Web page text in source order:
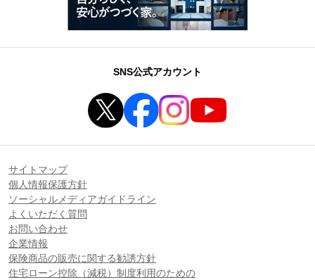
SNS公式アカウント
サイトマップ
個人情報保護方針
ソーシャルメディアガイドライン
よくいただく質問
お問い合わせ
企業情報
保険商品の販売に関する勧誘方針
住宅ローン控除（減税）制度利用のための